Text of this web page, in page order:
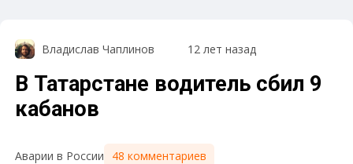
Владислав Чаплинов 12 лет назад
В Татарстане водитель сбил 9
кабанов
Аварии в России 48 комментариев